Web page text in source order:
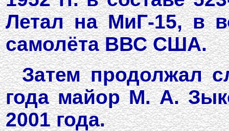
Летал на МиГ-15, в
самолёта ВВС США.
Затем продолжал
года майор М. А.
2001 года.